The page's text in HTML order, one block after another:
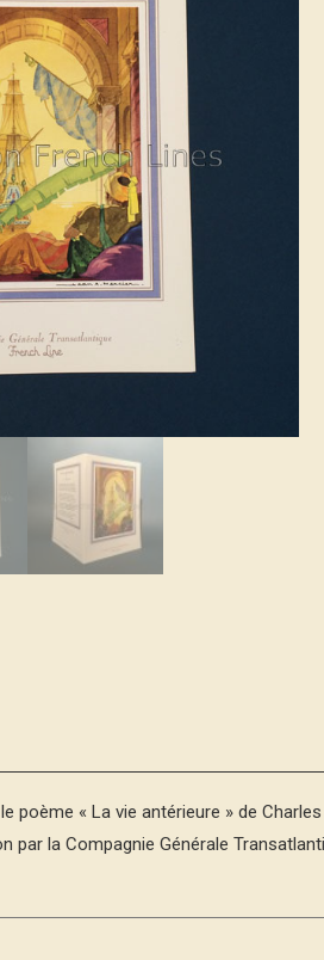
poème « La vie antérieure » de
par la Compagnie Générale